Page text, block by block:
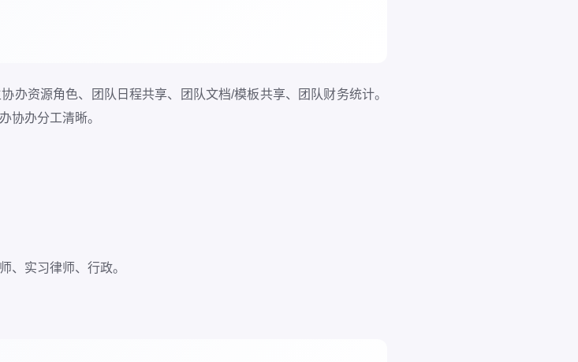
办资源角色、团队日程共享、团队文档/模板共享、团队财务统计。
协办分工清晰。
、实习律师、行政。